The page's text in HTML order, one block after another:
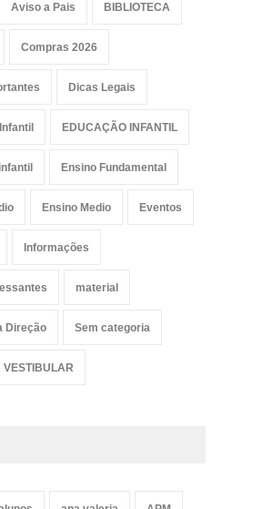
Aviso a Pais BIBLIOTECA
Compras 2026
Dicas Legais
EDUCAÇÃO INFANTIL
Ensino Fundamental
Ensino Medio Eventos
Informações
material
Direção Sem categoria
VESTIBULAR